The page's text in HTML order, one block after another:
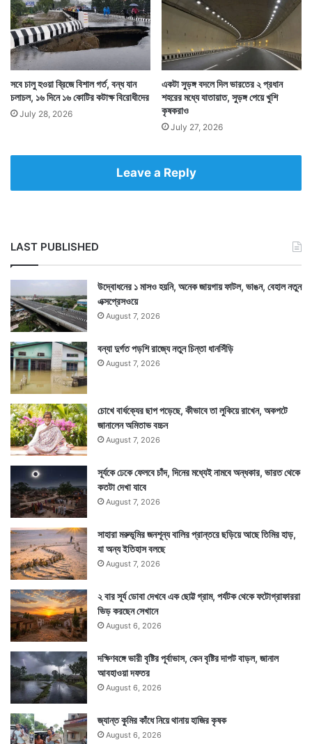
সবে চালু হওয়া ব্রিজে বিশাল গর্ত, বন্ধ যান
চলাচল, ১৬ দিনে ১৬ কোটির কটাক্ষ বিরোধীদের
July 28, 2026
একটা সুড়ঙ্গ বদলে দিল ভারতের ২ প্রধান
শহরের মধ্যে যাতায়াত, সুড়ঙ্গ পেয়ে খুশি
কৃষকরাও
July 27, 2026
Leave a Reply
LAST PUBLISHED
উদ্বোধনের ১ মাসও হয়নি, অনেক জায়গায় ফাটল, ভাঙন, বেহাল নতুন
এক্সপ্রেসওয়ে
August 7, 2026
বন্যা দুর্গত পড়শি রাজ্যে নতুন চিন্তা ধানসিঁড়ি
August 7, 2026
চোখে বার্ধক্যের ছাপ পড়েছে, কীভাবে তা লুকিয়ে রাখেন, অকপটে
জানালেন অমিতাভ বচ্চন
August 7, 2026
সূর্যকে ঢেকে ফেলবে চাঁদ, দিনের মধ্যেই নামবে অন্ধকার, ভারত থেকে
কতটা দেখা যাবে
August 7, 2026
সাহারা মরুভূমির জনশূন্য বালির প্রান্তরে ছড়িয়ে আছে তিমির হাড়,
যা অন্য ইতিহাস বলছে
August 7, 2026
২ বার সূর্য ডোবা দেখবে এক ছোট্ট গ্রাম, পর্যটক থেকে ফটোগ্রাফাররা
ভিড় করছেন সেখানে
August 6, 2026
দক্ষিণবঙ্গে ভারী বৃষ্টির পূর্বাভাস, কেন বৃষ্টির দাপট বাড়ল, জানাল
আবহাওয়া দফতর
August 6, 2026
জ্যান্ত কুমির কাঁধে নিয়ে থানায় হাজির কৃষক
August 6, 2026